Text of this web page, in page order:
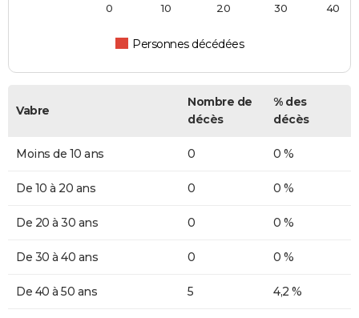
Personnes décédées
0 10 20 30 40
Vabre
Nombre de
décès
% des
décès
Moins de 10 ans 0 0 %
De 10 à 20 ans 0 0 %
De 20 à 30 ans 0 0 %
De 30 à 40 ans 0 0 %
De 40 à 50 ans 5 4,2 %